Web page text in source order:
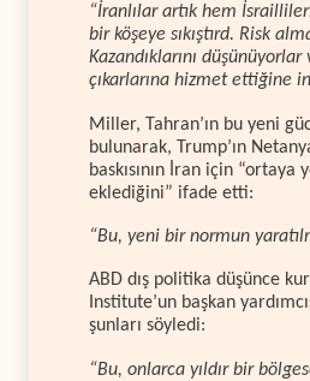
“İranlılar artık hem
bir köşeye sıkıştırd. Risk
Kazandıklarını
çıkarlarına hizmet ettiğine
Miller, Tahran’ın bu yeni
bulunarak, Trump’ın
baskısının İran için “ortaya
eklediğini” ifade etti:
“Bu, yeni bir normun
ABD dış politika düşünce
Institute’un başkan
şunları söyledi:
“Bu, onlarca yıldır bir